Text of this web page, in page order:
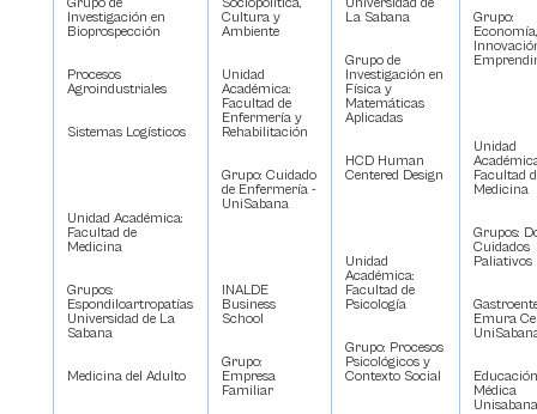
Investigación en
Bioprospección
Procesos
Agroindustriales
Sistemas Logísticos
Unidad Académica:
Facultad de
Medicina
Grupos:
Espondiloartropatías
Universidad de La
Sabana
Medicina del Adulto
Cultura y
Ambiente
Unidad
Académica:
Facultad de
Enfermería y
Rehabilitación
Grupo: Cuidado
de Enfermería -
UniSabana
INALDE
Business
School
Grupo:
Empresa
Familiar
La Sabana
Grupo de
Investigación en
Física y
Matemáticas
Aplicadas
HCD Human
Centered Design
Unidad
Académica:
Facultad de
Psicología
Grupo: Procesos
Psicológicos y
Contexto Social
Grupo:
Unidad
Facultad
Medicina
Grupos:
Cuidados
Paliativos
Emura
Médica